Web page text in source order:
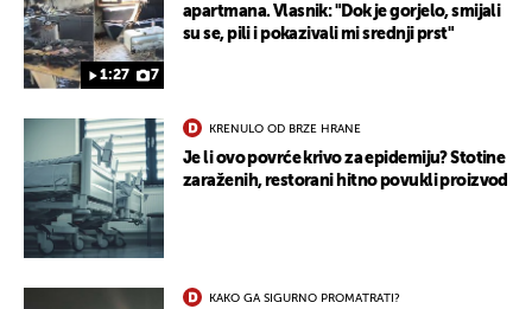
1:27 7
apartmana. Vlasnik: "Dok je gorjelo, smijali
su se, pili i pokazivali mi srednji prst"
KRENULO OD BRZE HRANE
Je li ovo povrće krivo za epidemiju? Stotine
zaraženih, restorani hitno povukli proizvod
KAKO GA SIGURNO PROMATRATI?